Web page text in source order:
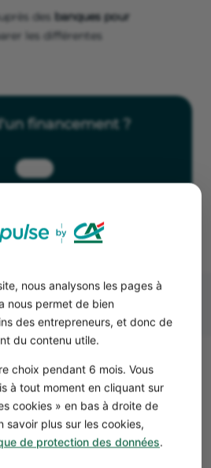
nous analysons les pages à
nous permet de bien
des entrepreneurs, et donc de
du contenu utile.
choix pendant 6 mois. Vous
à tout moment en cliquant sur
cookies » en bas à droite de
savoir plus sur les cookies,
de protection des données.
des banques pour
les différentes
financement ?
aides financières
les artisans ?
, financement ouprêts pour les
: